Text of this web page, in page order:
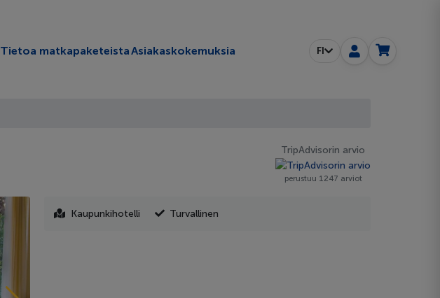
Tietoa matkapaketeistaAsiakaskokemuksia FI
TripAdvisorin arvio
perustuu 1247 arviot
Kaupunkihotelli Turvallinen